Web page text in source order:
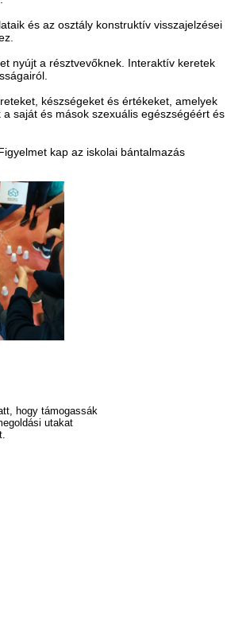
és az osztály konstruktív visszajelzései
nyújt a résztvevőknek. Interaktív keretek
készségeket és értékeket, amelyek
saját és mások szexuális egészségéért és
kap az iskolai bántalmazás
hogy támogassák
utakat